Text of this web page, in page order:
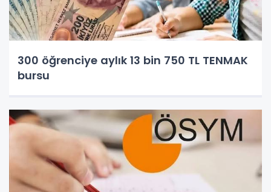
300 öğrenciye aylık 13 bin 750 TL TENMAK
bursu